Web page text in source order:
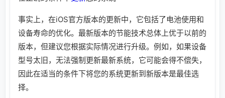
事实上，在iOS官方版本的更新中，它包括了电池使用和
设备寿命的优化。最新版本的节能技术总体上优于以前的
版本，但建议您根据实际情况进行升级。例如，如果设备
型号太旧，无法强制更新最新系统，它可能会得不偿失，
因此在适当的条件下将您的系统更新到新版本是最佳选
择。